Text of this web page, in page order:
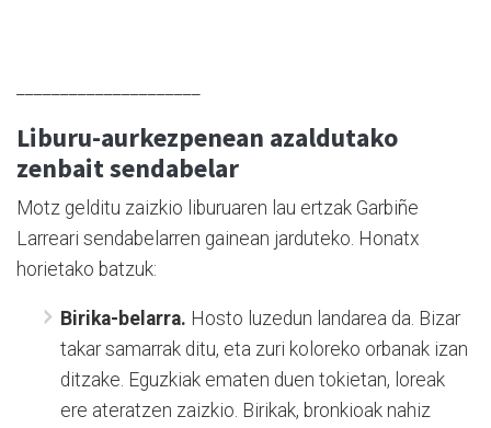
Liburu-aurkezpenean azaldutako
zenbait sendabelar
Motz gelditu zaizkio liburuaren lau ertzak Garbiñe
Larreari sendabelarren gainean jarduteko. Honatx
horietako batzuk:
Birika-belarra. Hosto luzedun landarea da. Bizar
takar samarrak ditu, eta zuri koloreko orbanak izan
ditzake. Eguzkiak ematen duen tokietan, loreak
ere ateratzen zaizkio. Birikak, bronkioak nahiz